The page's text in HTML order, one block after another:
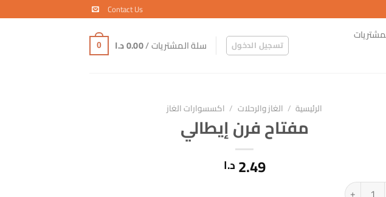
Contact Us
تسجيل الدخول سلة المشتريات /0.00د.ا 0
الرئيسية / الغاز والرحلات / اكسسوارات الغاز
مفتاح فرن إيطالي
2.49 د.ا
مفتاح فرن إيطالي